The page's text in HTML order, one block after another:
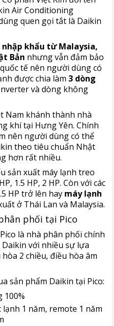
Air Conditioning
quen gọi tắt là Daikin
nhập khẩu từ Malaysia,
Bản nhưng vẫn đảm bảo
tế nên người dùng có
được chia làm 3 dòng
và dòng không
Nam khánh thành nhà
khí tại Hưng Yên. Chính
nên người dùng có thể
theo tiêu chuẩn Nhật
hơn rất nhiều.
sản xuất máy lạnh treo
1.5 HP, 2 HP. Còn với các
HP trở lên hay máy lạnh
ở Thái Lan và Malaysia.
phối tại Pico
là nhà phân phối chính
với nhiều sự lựa
2 chiều, điều hòa âm
sản phẩm Daikin tại Pico:
100%
1 năm, remote 1 năm